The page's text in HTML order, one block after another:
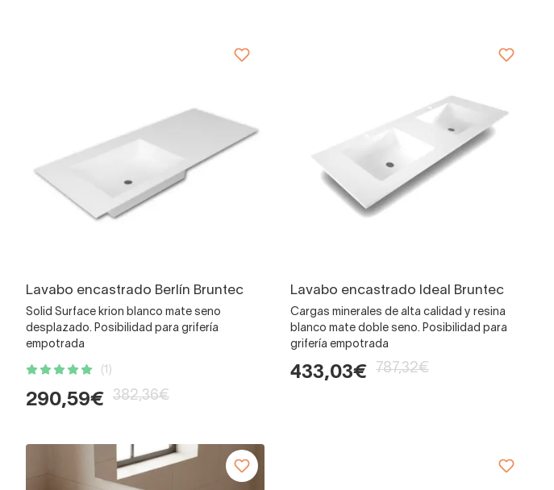
Lavabo encastrado Berlín Bruntec
Solid Surface krion blanco mate seno
desplazado. Posibilidad para grifería
empotrada
(1)
290,59€ 382,36€
Lavabo encastrado Ideal Bruntec
Cargas minerales de alta calidad y resina
blanco mate doble seno. Posibilidad para
grifería empotrada
433,03€ 787,32€